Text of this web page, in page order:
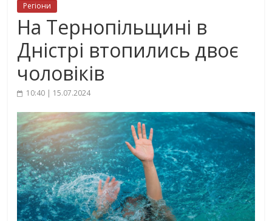
Регіони
На Тернопільщині в
Дністрі втопились двоє
чоловіків
10:40 | 15.07.2024